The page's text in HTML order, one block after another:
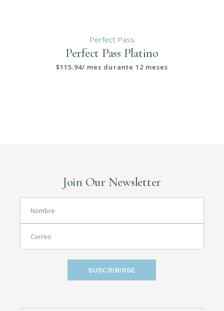
Perfect Pass
Perfect Pass Platino
$115.94/ mes durante 12 meses
Join Our Newsletter
SUSCRIBIRSE